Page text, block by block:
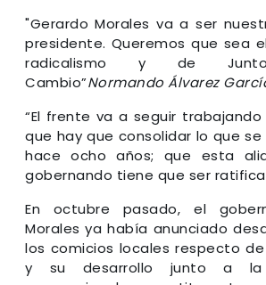
"Gerardo Morales va a ser
presidente. Queremos que sea
radicalismo y de
Cambio”Normando Álvarez
“El frente va a seguir trabajando
que hay que consolidar lo que
hace ocho años; que esta
gobernando tiene que ser
En octubre pasado, el
Morales ya había anunciado
los comicios locales respecto
y su desarrollo junto a la